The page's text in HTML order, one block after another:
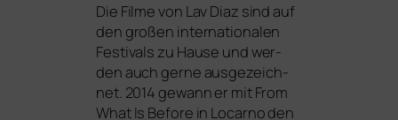
Die Filme von Lav Diaz sind auf
den gro­ßen inter­na­tio­na­len
Festivals zu Hause und wer­
den auch ger­ne aus­ge­zeich­
net. 2014 gewann er mit From
What Is Before in Locarno den